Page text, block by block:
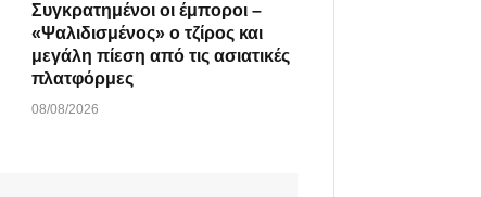
Συγκρατημένοι οι έμποροι –
«Ψαλιδισμένος» ο τζίρος και
μεγάλη πίεση από τις ασιατικές
πλατφόρμες
08/08/2026